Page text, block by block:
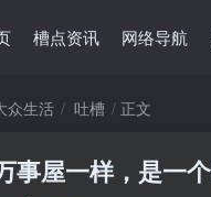
槽点资讯 网络导航
众生活 吐槽 正文
事屋一样，是一